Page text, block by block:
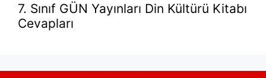
7. Sınıf GÜN Yayınları Din Kültürü Kitabı
Cevapları